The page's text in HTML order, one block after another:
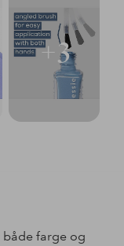
+3
både farge og